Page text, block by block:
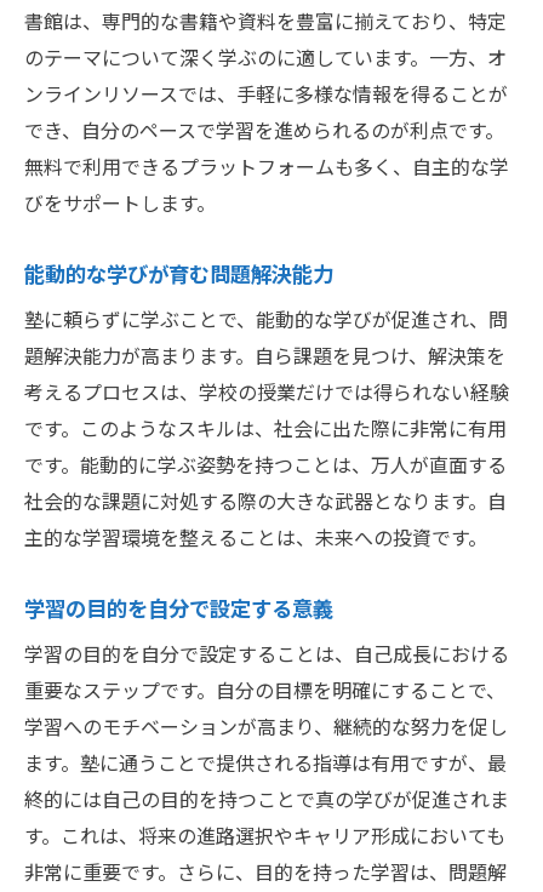
書館は、専門的な書籍や資料を豊富に揃えており、特定
のテーマについて深く学ぶのに適しています。一方、オ
ンラインリソースでは、手軽に多様な情報を得ることが
でき、自分のペースで学習を進められるのが利点です。
無料で利用できるプラットフォームも多く、自主的な学
びをサポートします。
能動的な学びが育む問題解決能力
塾に頼らずに学ぶことで、能動的な学びが促進され、問
題解決能力が高まります。自ら課題を見つけ、解決策を
考えるプロセスは、学校の授業だけでは得られない経験
です。このようなスキルは、社会に出た際に非常に有用
です。能動的に学ぶ姿勢を持つことは、万人が直面する
社会的な課題に対処する際の大きな武器となります。自
主的な学習環境を整えることは、未来への投資です。
学習の目的を自分で設定する意義
学習の目的を自分で設定することは、自己成長における
重要なステップです。自分の目標を明確にすることで、
学習へのモチベーションが高まり、継続的な努力を促し
ます。塾に通うことで提供される指導は有用ですが、最
終的には自己の目的を持つことで真の学びが促進されま
す。これは、将来の進路選択やキャリア形成においても
非常に重要です。さらに、目的を持った学習は、問題解